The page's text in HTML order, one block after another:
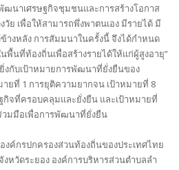
ฒนาเศรษฐกิจชุมชนและการสร้างโอกาส
ย เพื่อให้สามารถพึ่งพาตนเอง มีรายได้ มี
งหลัง การสัมมนาในครั้งนี้ จึงได้กำหนด
พื้นที่ท้องถิ่นเพื่อสร้างรายได้ให้แก่ผู้สูงอายุ”
งกับเป้าหมายการพัฒนาที่ยั่งยืนของ
ยที่ 1 การยุติความยากจน เป้าหมายที่ 8
ฐกิจที่ครอบคลุมและยั่งยืน และเป้าหมายที่
วมมือเพื่อการพัฒนาที่ยั่งยืน
ค์กรปกครองส่วนท้องถิ่นของประเทศไทย
หวัดระยอง องค์การบริหารส่วนตำบลลำ